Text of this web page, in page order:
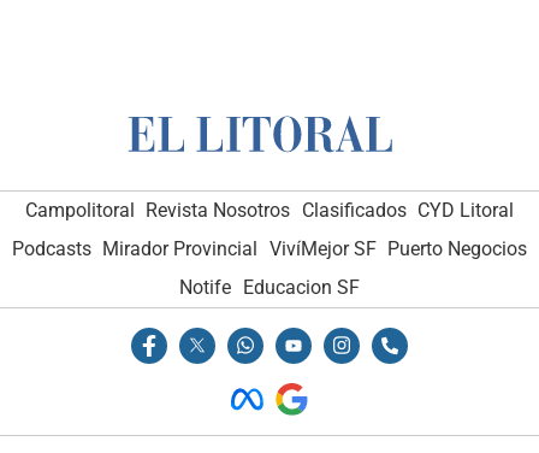
Campolitoral Revista Nosotros Clasificados CYD Litoral
Podcasts Mirador Provincial VivíMejor SF Puerto Negocios
Notife Educacion SF